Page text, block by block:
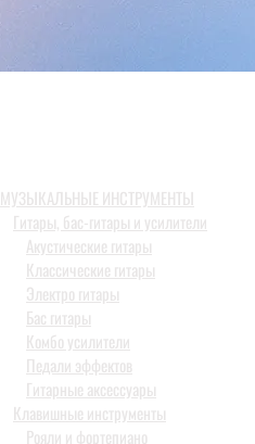
МУЗЫКАЛЬНЫЕ ИНСТРУМЕНТЫ
Гитары, бас-гитары и усилители
Акустические гитары
Классические гитары
Электро гитары
Бас гитары
Комбо усилители
Педали эффектов
Гитарные аксессуары
Клавишные инструменты
Рояли и фортепиано